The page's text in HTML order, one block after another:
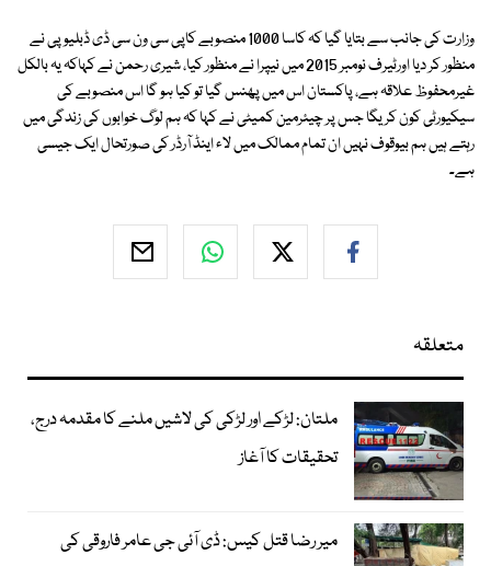
وزارت کی جانب سے بتایا گیا کہ کاسا 1000 منصوبے کاپی سی ون سی ڈی ڈبلیو پی نے
منظور کر دیا اورٹیرف نومبر 2015 میں نیپرا نے منظور کیا، شیری رحمن نے کہاکہ یہ بالکل
غیرمحفوظ علاقہ ہے، پاکستان اس میں پھنس گیا تو کیا ہو گا اس منصوبے کی
سیکیورٹی کون کریگا جس پر چیئرمین کمیٹی نے کہا کہ ہم لوگ خوابوں کی زندگی میں
رہتے ہیں ہم بیوقوف نہیں ان تمام ممالک میں لاء اینڈ آرڈر کی صورتحال ایک جیسی
ہے۔
متعلقہ
ملتان: لڑکے اور لڑکی کی لاشیں ملنے کا مقدمہ درج،
تحقیقات کا آغاز
میر رضا قتل کیس: ڈی آئی جی عامر فاروقی کی